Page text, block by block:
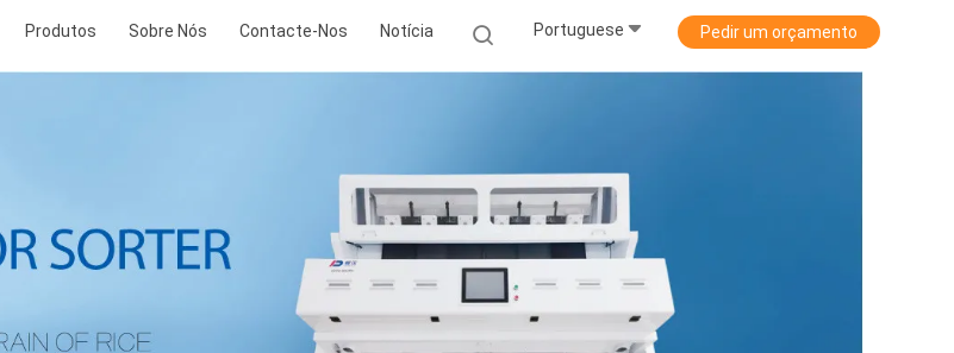
Produtos Sobre Nós Contacte-Nos Notícia Portuguese Pedir um orçamento